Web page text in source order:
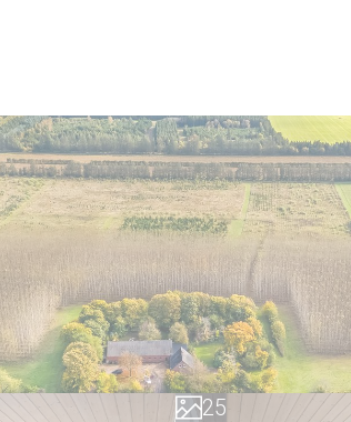
0
1
2
0
1
2
3
4
5